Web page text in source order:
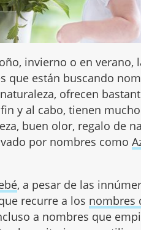
invierno o en verano,
que están buscando
ofrecen
y al cabo, tienen
buen olor, regalo de
por nombres como
, a pesar de las
recurre a los nombres
a nombres que